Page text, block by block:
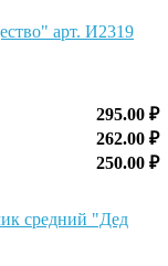
арт. И2319
295.00 ₽
262.00 ₽
250.00 ₽